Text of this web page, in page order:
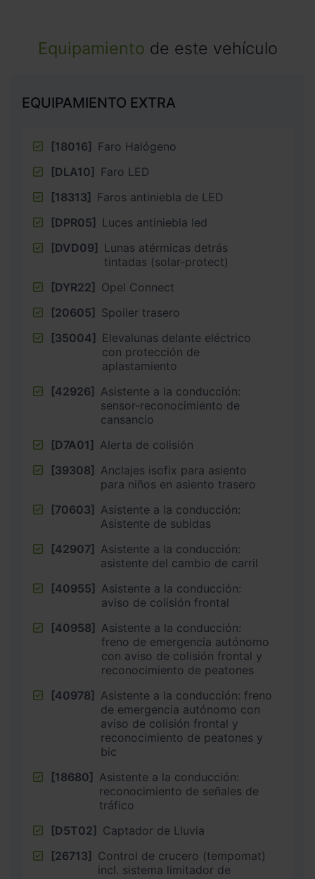
Equipamiento de este vehículo
EQUIPAMIENTO EXTRA
[18016] Faro Halógeno
[DLA10] Faro LED
[18313] Faros antiniebla de LED
[DPR05] Luces antiniebla led
[DVD09] Lunas atérmicas detrás
tintadas (solar-protect)
[DYR22] Opel Connect
[20605] Spoiler trasero
[35004] Elevalunas delante eléctrico
con protección de
aplastamiento
[42926] Asistente a la conducción:
sensor-reconocimiento de
cansancio
[D7A01] Alerta de colisión
[39308] Anclajes isofix para asiento
para niños en asiento trasero
[70603] Asistente a la conducción:
Asistente de subidas
[42907] Asistente a la conducción:
asistente del cambio de carril
[40955] Asistente a la conducción:
aviso de colisión frontal
[40958] Asistente a la conducción:
freno de emergencia autónomo
con aviso de colisión frontal y
reconocimiento de peatones
[40978] Asistente a la conducción: freno
de emergencia autónomo con
aviso de colisión frontal y
reconocimiento de peatones y
bic
[18680] Asistente a la conducción:
reconocimiento de señales de
tráfico
[D5T02] Captador de Lluvia
[26713] Control de crucero (tempomat)
incl. sistema limitador de